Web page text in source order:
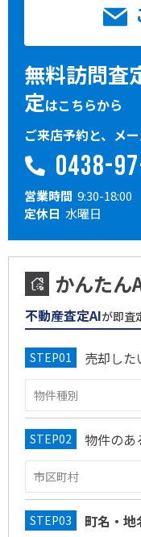
無料訪問査
定はこちらから
ご来店予約と、メ
0438-
営業時間 9:30-18:00
定休日 水曜日
かんたん
不動産査定AIが即査
売却した
物件のあ
町名・地